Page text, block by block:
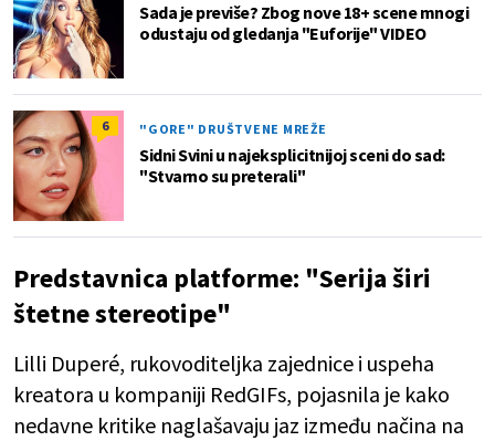
Sada je previše? Zbog nove 18+ scene mnogi
odustaju od gledanja "Euforije" VIDEO
6 "GORE" DRUŠTVENE MREŽE
Sidni Svini u najeksplicitnijoj sceni do sad:
"Stvarno su preterali"
Predstavnica platforme: "Serija širi
štetne stereotipe"
Lilli Duperé, rukovoditeljka zajednice i uspeha
kreatora u kompaniji RedGIFs, pojasnila je kako
nedavne kritike naglašavaju jaz između načina na